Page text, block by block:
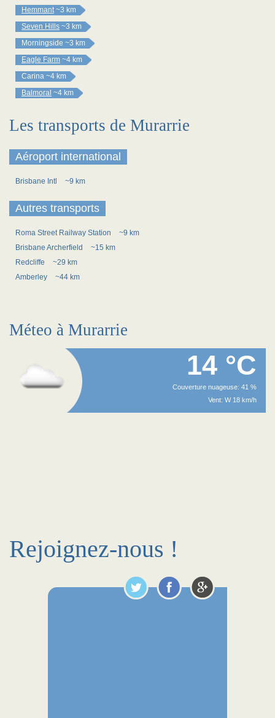
Hemmant ~3 km
Seven Hills ~3 km
Morningside ~3 km
Eagle Farm ~4 km
Carina ~4 km
Balmoral ~4 km
Les transports de Murarrie
Aéroport international
Brisbane Intl ~9 km
Autres transports
Roma Street Railway Station
~9 km
Brisbane Archerfield
~15 km
Redcliffe
~29 km
Amberley
~44 km
Méteo à Murarrie
14 °C
Couverture nuageuse: 41 %
Vent: W 18 km/h
Rejoignez-nous !